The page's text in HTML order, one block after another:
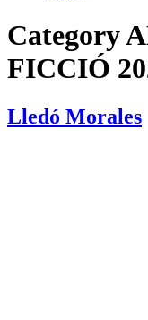
Category
FICCIÓ
Lledó Morales